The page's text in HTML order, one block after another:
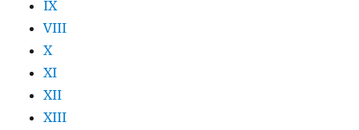
IX
VIII
X
XI
XII
XIII